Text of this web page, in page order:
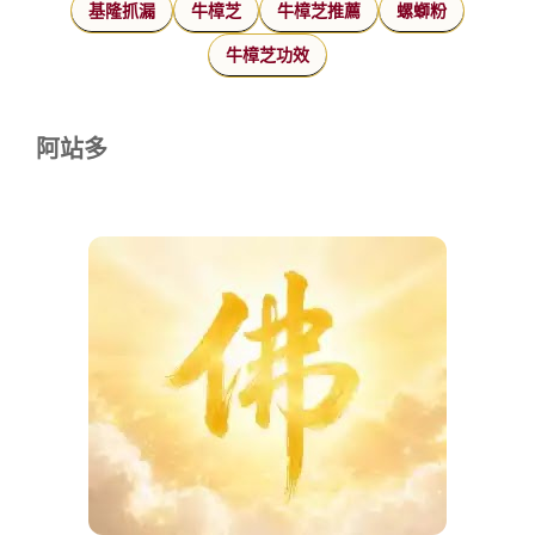
基隆抓漏 牛樟芝 牛樟芝推薦 螺螄粉
牛樟芝功效
阿站多